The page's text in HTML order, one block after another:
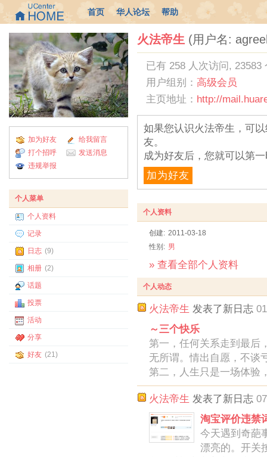
首页 华人论坛 帮助
加为好友
给我留言
打个招呼
发送消息
违规举报
个人菜单
个人资料
记录
日志 (9)
相册 (2)
话题
投票
活动
分享
好友 (21)
火法帝生 (用户名:
已有 258 人次访问,
用户组别： 高级会员
主页地址： http://
如果您认识火法帝生，可
友。
成为好友后，您就可以第
加为好友
个人资料
创建: 2011-03-18
性别: 男
» 查看全部个人资料
个人动态
火法帝生 发表了新日志
～三个快乐
第一，任何关系走到最后
无所谓。情出自愿，不谈
第二，人生只是一场体验
火法帝生 发表了新日志
淘宝评价违禁
今天遇到奇葩
漂亮的。开关